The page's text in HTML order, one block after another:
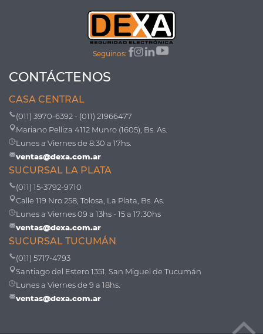
Seguinos:
CONTÁCTENOS
CASA CENTRAL
(011) 3970-6392 - (011) 21966477
Mariano Pelliza 4112 Munro (1605), Bs. As.
Lunes a Viernes de 8:30 a 17hs.
ventas@dexa.com.ar
SUCURSAL LA PLATA
(011) 15-3792-9710
Calle 119 Nro 258, Tolosa, La Plata, Bs. As.
Lunes a Viernes 09 a 13hs - 15 a 17:30hs
ventas@dexa.com.ar
SUCURSAL TUCUMÁN
(011) 5717-4793
Santiago del Estero 1351, San Miguel de Tucumán
Lunes a Viernes de 9 a 18hs.
ventas@dexa.com.ar